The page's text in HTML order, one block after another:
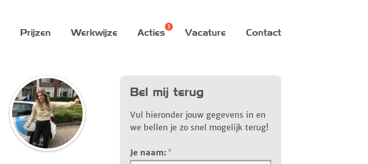
Prijzen Werkwijze Acties Vacature Contact
Bel mij terug
Vul hieronder jouw gegevens in en
we bellen je zo snel mogelijk terug!
Je naam: *